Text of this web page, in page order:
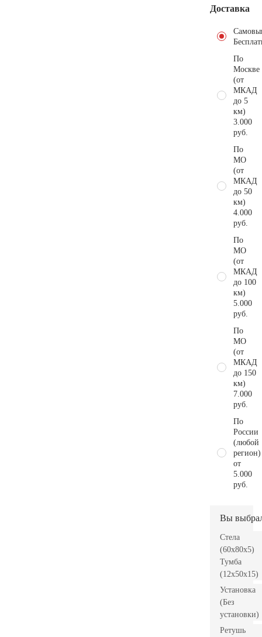
Доставка
По
Москве
(от
МКАД
до 5
км)
3.000
руб.
По
МО
(от
МКАД
до 50
км)
4.000
руб.
По
МО
(от
МКАД
до 100
км)
5.000
руб.
По
МО
(от
МКАД
до 150
км)
7.000
руб.
По
России
(любой
регион)
от
5.000
руб.
Вы
Стела
(60x80x5)
Тумба
(12x50x15)
Установка
(Без
установки)
Ретушь